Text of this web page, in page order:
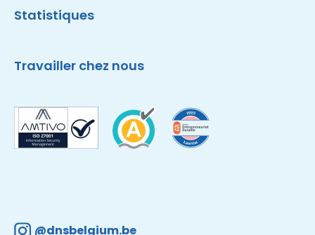
Statistiques
Travailler chez nous
@dnsbelgium.be